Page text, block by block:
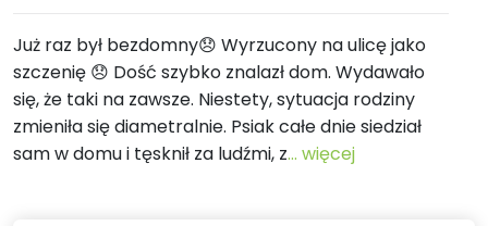
Już raz był bezdomny😞 Wyrzucony na ulicę jako
szczenię 😞 Dość szybko znalazł dom. Wydawało
się, że taki na zawsze. Niestety, sytuacja rodziny
zmieniła się diametralnie. Psiak całe dnie siedział
sam w domu i tęsknił za ludźmi, z... więcej